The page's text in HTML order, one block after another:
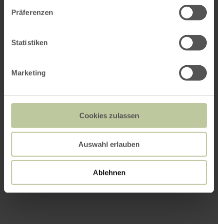
Präferenzen
Statistiken
Marketing
Cookies zulassen
Auswahl erlauben
Ablehnen